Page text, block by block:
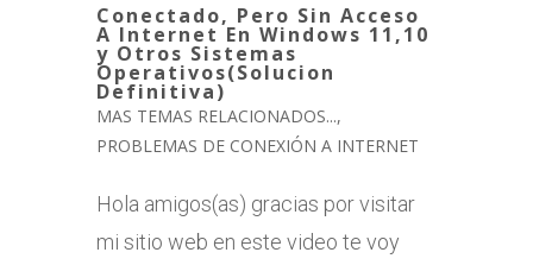
Conectado, Pero Sin Acceso
A Internet En Windows 11,10
y Otros Sistemas
Operativos(Solucion
Definitiva)
MAS TEMAS RELACIONADOS...,
PROBLEMAS DE CONEXIÓN A INTERNET
Hola amigos(as) gracias por visitar
mi sitio web en este video te voy